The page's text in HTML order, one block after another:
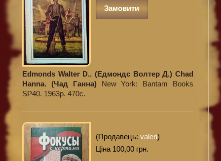
Замовити
Edmonds Walter D.. (Едмондс Волтер Д.) Chad
Hanna. (Чад Ганна) New York: Bantam Books
SP40. 1963р. 470с.
(Продавець: valeri)
Ціна 100,00 грн.